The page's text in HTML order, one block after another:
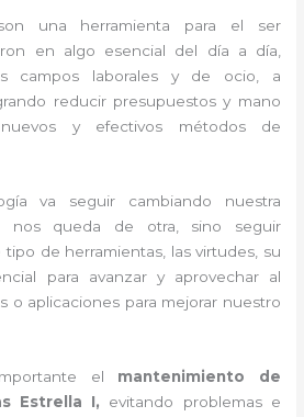
una herramienta para el ser
en algo esencial del día a día,
campos laborales y de ocio, a
reducir presupuestos y mano
y efectivos métodos de
va seguir cambiando nuestra
nos queda de otra, sino seguir
de herramientas, las virtudes, su
para avanzar y aprovechar al
o aplicaciones para mejorar nuestro
el mantenimiento de
Estrella I, evitando problemas e